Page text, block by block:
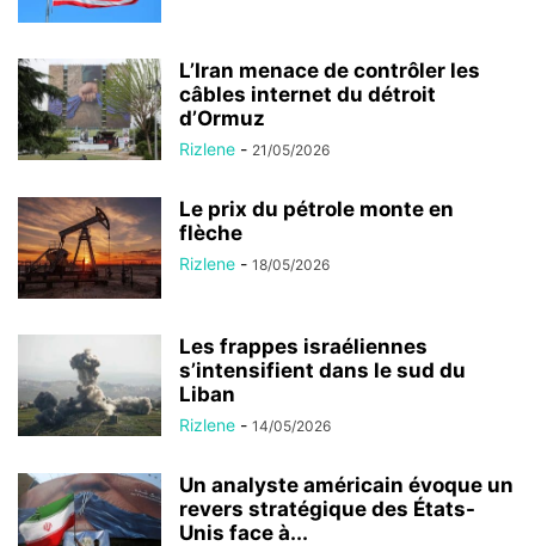
L’Iran menace de contrôler les
câbles internet du détroit
d’Ormuz
Rizlene - 21/05/2026
Le prix du pétrole monte en
flèche
Rizlene - 18/05/2026
Les frappes israéliennes
s’intensifient dans le sud du
Liban
Rizlene - 14/05/2026
Un analyste américain évoque un
revers stratégique des États-
Unis face à...